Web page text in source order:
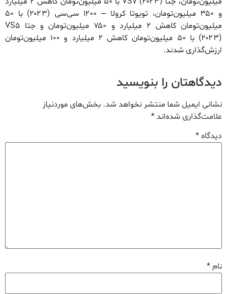
و ۳۵۰ میلیون‌تومان، تویوتا کرولا – ۱۲۰۰ سی‌سی (۲۰۲۳) با ۵۰
میلیون‌تومان کاهش ۲ میلیارد و ۷۵۰ میلیون‌تومان و جتا VS۵
(۲۰۲۳) با ۵۰ میلیون‌تومان کاهش ۲ ‌میلیارد و ۱۰۰ میلیون‌تومان
ارزش‌گذاری شدند.
دیدگاهتان را بنویسید
نشانی ایمیل شما منتشر نخواهد شد. بخش‌های موردنیاز
علامت‌گذاری شده‌اند*
دیدگاه*
نام*